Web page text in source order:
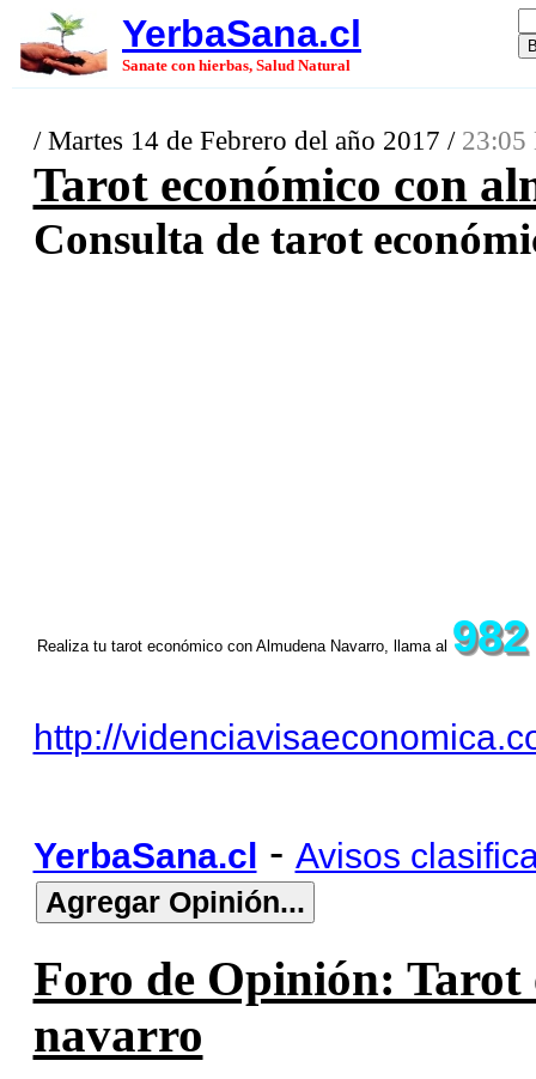
YerbaSana.cl
Sanate con hierbas, Salud Natural
/ Martes 14 de Febrero del año 2017 / 23:05
Tarot económico con
Consulta de tarot
Realiza tu tarot económico con Almudena Navarro, llama al
http://
YerbaSana.cl - Avisos
Foro de Opinión: Tarot
navarro